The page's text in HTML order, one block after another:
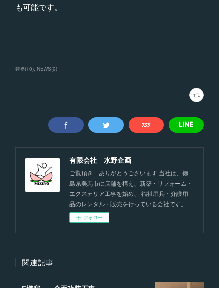
も可能です。
建築(10) NEWS(9)
有限会社 水野企画
ご覧頂き ありがとうございます 当社は、徳
島県美馬市に店舗を構え、新築・リフォーム・
エクステリア工事を始め、 福祉用具・介護用
品のレンタル・販売を行っている会社です。
フォロー
関連記事